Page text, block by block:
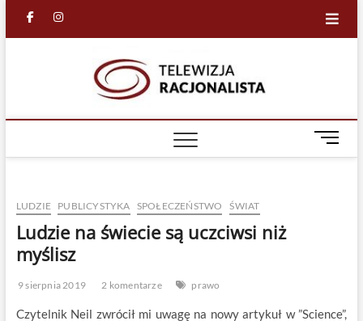
facebook
in
M
e
LUDZIE PUBLICYSTYKA SPOŁECZEŃSTWO ŚWIAT
Ludzie na świecie są uczciwsi niż
myślisz
9 sierpnia 2019 2 komentarze prawo
Czytelnik Neil zwrócił mi uwagę na nowy artykuł w ”Science”,